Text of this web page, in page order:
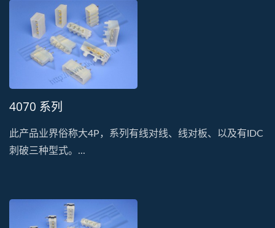
4070 系列
此产品业界俗称大4P，系列有线对线、线对板、以及有IDC
刺破三种型式。...